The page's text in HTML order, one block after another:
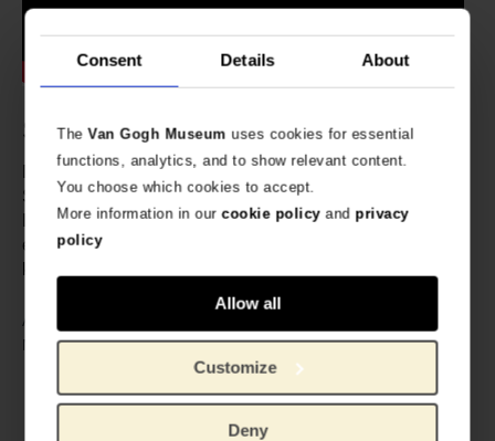
Consent Details About
TheVan Gogh Museum uses cookies for essential
functions, analytics, and to show relevant content.
You choose which cookies to accept.
More information in ourcookie policyand privacy
policy
Allow all
Customize
Deny
Specificaties
De allereerste officiële Van Gogh Museum editie •
Speciale uitgave van het populaire bordspel Monopoly •
Leeftijd: 8+ • Verkrijgbaar in Nederlandse en Engelse
editie (plaats in winkelmand om de gewenste taal te
Artikelnummer:
Merk:
Monopoly x Van Gogh Museum
Amsterdam